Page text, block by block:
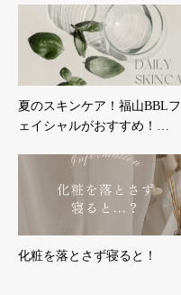
夏のスキンケア！福山BBLフ
ェイシャルがおすすめ！…
化粧を落とさず寝ると！